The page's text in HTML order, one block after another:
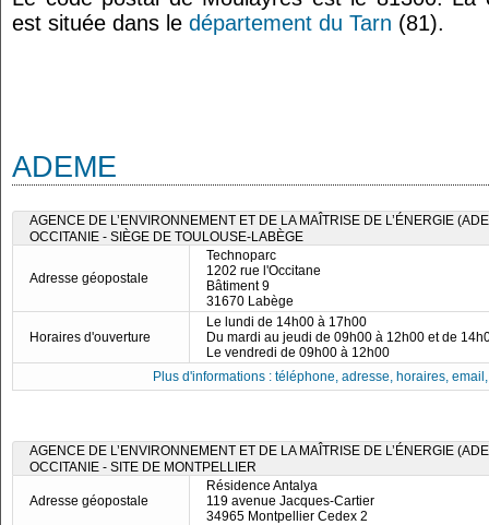
est située dans le département du Tarn (81).
ADEME
AGENCE DE L’ENVIRONNEMENT ET DE LA MAÎTRISE DE L’ÉNERGIE
OCCITANIE - SIÈGE DE TOULOUSE-LABÈGE
Adresse géopostale
Technoparc
1202 rue l'Occitane
Bâtiment 9
31670 Labège
Horaires d'ouverture
Le lundi de 14h00 à 17h00
Du mardi au jeudi de 09h00 à 12h00 et de
Le vendredi de 09h00 à 12h00
Plus d'informations : téléphone, adresse, horaires,
AGENCE DE L’ENVIRONNEMENT ET DE LA MAÎTRISE DE L’ÉNERGIE
OCCITANIE - SITE DE MONTPELLIER
Adresse géopostale
Résidence Antalya
119 avenue Jacques-Cartier
34965 Montpellier Cedex 2